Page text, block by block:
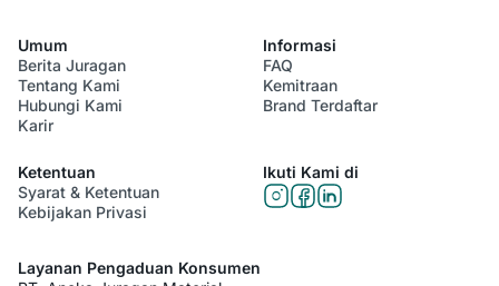
Umum
Berita Juragan
Tentang Kami
Hubungi Kami
Karir
Informasi
FAQ
Kemitraan
Brand Terdaftar
Ketentuan
Syarat & Ketentuan
Kebijakan Privasi
Ikuti Kami di
Layanan Pengaduan Konsumen